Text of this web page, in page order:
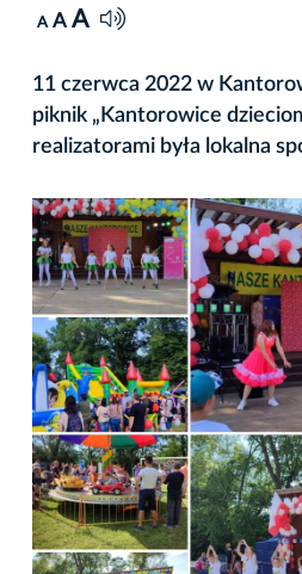
A A A
11 czerwca 2022 w
piknik „Kantorowice
realizatorami była lokalna